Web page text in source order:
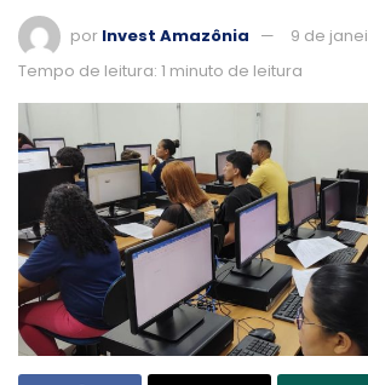
por Invest Amazônia
9 de
Tempo de leitura: 1 minuto de leitura